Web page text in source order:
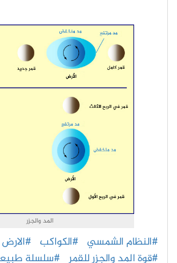
المد والجزر
#النظام الشمسي #الكواكب #الارض
#قوة المد والجزر للقمر #سلسلة